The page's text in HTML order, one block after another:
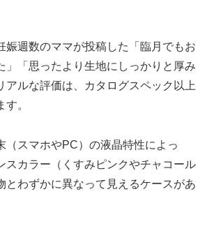
娠週数のママが投稿した「臨月でもお
」「思ったより生地にしっかりと厚み
アルな評価は、カタログスペック以上
。
（スマホやPC）の液晶特性によっ
スカラー（くすみピンクやチャコール
とわずかに異なって見えるケースがあ